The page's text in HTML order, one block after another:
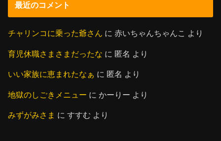
最近のコメント
チャリンコに乗った爺さん に赤いちゃんちゃんこ より
育児休職さまさまだったな に 匿名 より
いい家族に恵まれたなぁ に 匿名 より
地獄のしごきメニュー にかーりー より
みずがみさま にすすむ より